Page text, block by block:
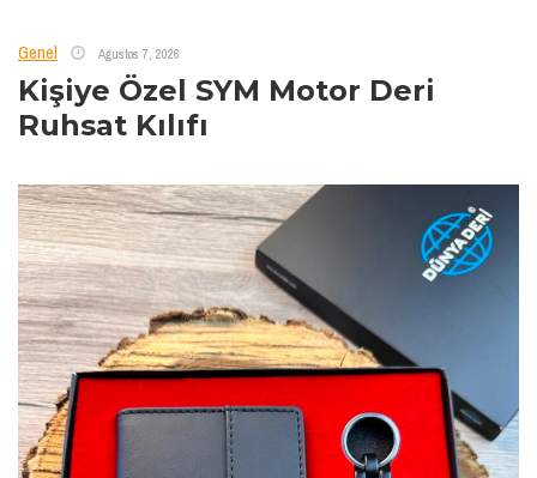
Genel Ağustos 7, 2026
Kişiye Özel SYM Motor Deri
Ruhsat Kılıfı